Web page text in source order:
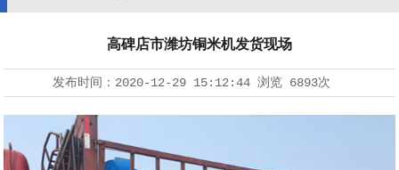
高碑店市潍坊铜米机发货现场
发布时间： 2020-12-29 15:12:44浏览 6893次